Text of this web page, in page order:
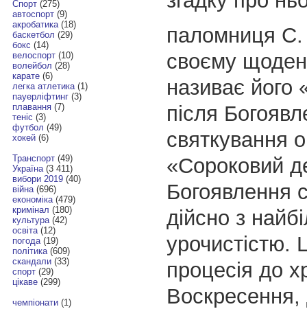
Спорт(275)
автоспорт(9)
акробатика(18)
баскетбол (29)
бокс (14)
велоспорт(10)
волейбол (28)
карате(6)
легка атлетика(1)
пауерліфтинг(3)
плавання(7)
теніс (3)
футбол (49)
хокей(6)
Транспорт(49)
Україна(3 411)
вибори 2019(40)
війна(696)
економіка(479)
кримінал (180)
культура(42)
освіта(12)
погода(19)
політика(609)
скандали(33)
спорт(29)
цікаве(299)
чемпіонати(1)
паломниця С.
своєму
називає його
після
святкування
«Сороковий
Богоявлення
дійсно з
урочистістю.
процесія до
Воскресення,